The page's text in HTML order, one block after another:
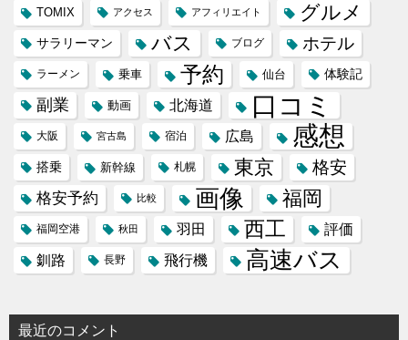
TOMIX アクセス アフィリエイト グルメ
サラリーマン バス ブログ ホテル
ラーメン 乗車 予約 仙台 体験記
副業 動画 北海道 口コミ
大阪 宮古島 宿泊 広島 感想
搭乗 新幹線 札幌 東京 格安
格安予約 比較 画像 福岡
福岡空港 秋田 羽田 西工
評価
釧路
長野 飛行機 高速バス
最近のコメント